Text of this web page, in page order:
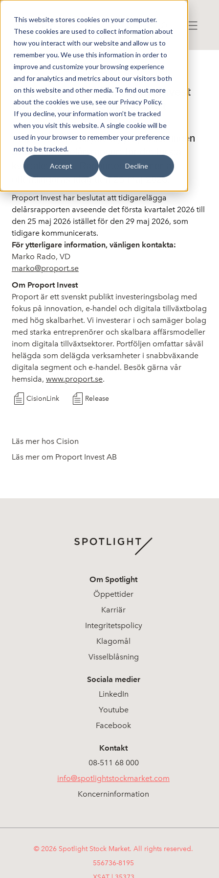
This website stores cookies on your computer.
These cookies are used to collect information about
how you interact with our website and allow us to
remember you. We use this information in order to
improve and customize your browsing experience
and for analytics and metrics about our visitors both
on this website and other media. To find out more
about the cookies we use, see our Privacy Policy.
If you decline, your information won’t be tracked
when you visit this website. A single cookie will be
used in your browser to remember your preference
not to be tracked.
Accept Decline
Press release from Companies
Publicerat: 2026-05-25 14:52:22
Proport Invest AB: Proport Invest
tidigarelägger delårsrapport
Proport Invest tidigarelägger publiceringen
av bolagets delårsrapport för det första
kvartalet 2026. Rapporten kommer att
offentliggöras idag den 25 maj 2026.
Proport Invest har beslutat att tidigarelägga
delårsrapporten avseende det första kvartalet 2026 till
den 25 maj 2026 istället för den 29 maj 2026, som
tidigare kommunicerats.
För ytterligare information, vänligen kontakta:
Marko Rado, VD
marko@proport.se
Om Proport Invest
Proport är ett svenskt publikt investeringsbolag med
fokus på innovation, e-handel och digitala tillväxtbolag
med hög skalbarhet. Vi investerar i och samäger bolag
med starka entreprenörer och skalbara affärsmodeller
inom digitala tillväxtsektorer. Portföljen omfattar såväl
helägda som delägda verksamheter i snabbväxande
digitala segment och e-handel. Besök gärna vår
hemsida, www.proport.se.
CisionLink Release
Läs mer hos Cision
Läs mer om Proport Invest AB
Om Spotlight
Öppettider
Karriär
Integritetspolicy
Klagomål
Visselblåsning
Sociala medier
LinkedIn
Youtube
Facebook
Kontakt
08-511 68 000
info@spotlightstockmarket.com
Koncerninformation
© 2026 Spotlight Stock Market. All rights reserved.
556736-8195